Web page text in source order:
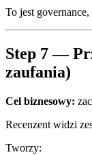
To jest
Step 7 —
zaufania)
Cel biznesowy:
Recenzent widzi
Tworzy: